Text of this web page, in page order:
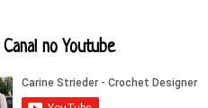
no Youtube